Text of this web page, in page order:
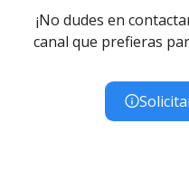
¡No dudes en
canal que prefieras